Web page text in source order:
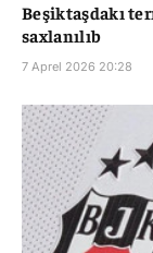
Beşiktaşdakı
saxlanılıb
7 Aprel 2026 20:28